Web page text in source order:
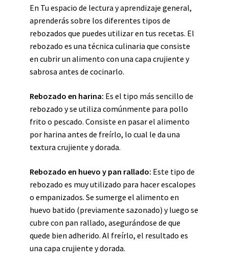
En Tu espacio de lectura y aprendizaje general,
aprenderás sobre los diferentes tipos de
rebozados que puedes utilizar en tus recetas. El
rebozado es una técnica culinaria que consiste
en cubrir un alimento con una capa crujiente y
sabrosa antes de cocinarlo.
Rebozado en harina: Es el tipo más sencillo de
rebozado y se utiliza comúnmente para pollo
frito o pescado. Consiste en pasar el alimento
por harina antes de freírlo, lo cual le da una
textura crujiente y dorada.
Rebozado en huevo y pan rallado: Este tipo de
rebozado es muy utilizado para hacer escalopes
o empanizados. Se sumerge el alimento en
huevo batido (previamente sazonado) y luego se
cubre con pan rallado, asegurándose de que
quede bien adherido. Al freírlo, el resultado es
una capa crujiente y dorada.